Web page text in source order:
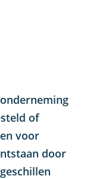
of
voor
door